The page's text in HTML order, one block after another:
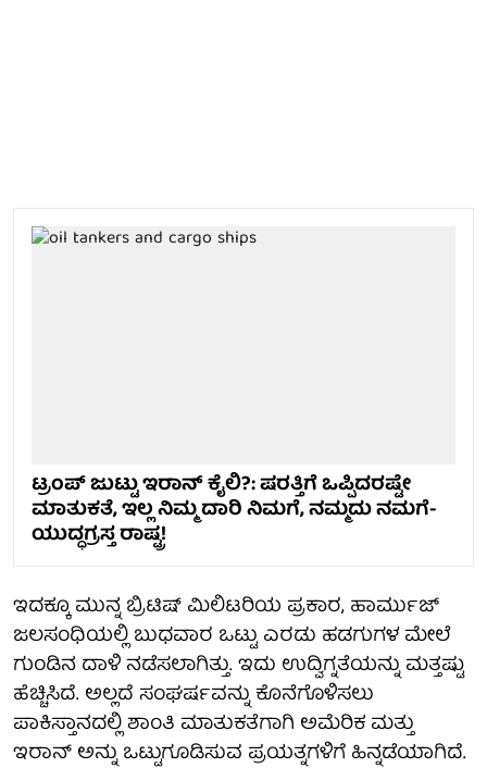
ಟ್ರಂಪ್ ಜುಟ್ಟು ಇರಾನ್ ಕೈಲಿ?: ಷರತ್ತಿಗೆ ಒಪ್ಪಿದರಷ್ಟೇ
ಮಾತುಕತೆ, ಇಲ್ಲ ನಿಮ್ಮ ದಾರಿ ನಿಮಗೆ, ನಮ್ಮದು ನಮಗೆ-
ಯುದ್ಧಗ್ರಸ್ತ ರಾಷ್ಟ್ರ!
ಇದಕ್ಕೂ ಮುನ್ನ ಬ್ರಿಟಿಷ್ ಮಿಲಿಟರಿಯ ಪ್ರಕಾರ, ಹಾರ್ಮುಜ್
ಜಲಸಂಧಿಯಲ್ಲಿ ಬುಧವಾರ ಒಟ್ಟು ಎರಡು ಹಡಗುಗಳ ಮೇಲೆ
ಗುಂಡಿನ ದಾಳಿ ನಡೆಸಲಾಗಿತ್ತು. ಇದು ಉದ್ವಿಗ್ನತೆಯನ್ನು ಮತ್ತಷ್ಟು
ಹೆಚ್ಚಿಸಿದೆ. ಅಲ್ಲದೆ ಸಂಘರ್ಷವನ್ನು ಕೊನೆಗೊಳಿಸಲು
ಪಾಕಿಸ್ತಾನದಲ್ಲಿ ಶಾಂತಿ ಮಾತುಕತೆಗಾಗಿ ಅಮೆರಿಕ ಮತ್ತು
ಇರಾನ್ ಅನ್ನು ಒಟ್ಟುಗೂಡಿಸುವ ಪ್ರಯತ್ನಗಳಿಗೆ ಹಿನ್ನಡೆಯಾಗಿದೆ.